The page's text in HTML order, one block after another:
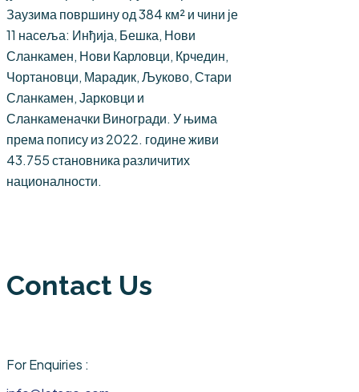
Заузима површину од 384 км² и чини је
11 насеља: Инђија, Бешка, Нови
Сланкамен, Нови Карловци, Крчедин,
Чортановци, Марадик, Љуково, Стари
Сланкамен, Јарковци и
Сланкаменачки Виногради. У њима
према попису из 2022. године живи
43.755 становника различитих
националности.
Contact Us
For Enquiries :